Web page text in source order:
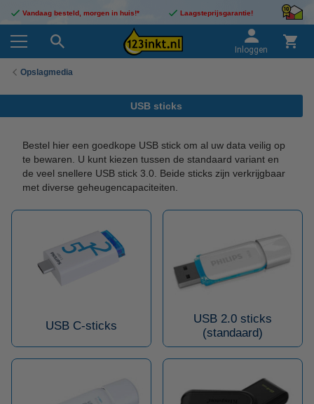
Vandaag besteld, morgen in huis!* Laagsteprijsgarantie!
Inloggen
Opslagmedia
USB sticks
Bestel hier een goedkope USB stick om al uw data veilig op
te bewaren. U kunt kiezen tussen de standaard variant en
de veel snellere USB stick 3.0. Beide sticks zijn verkrijgbaar
met diverse geheugencapaciteiten.
USB C-sticks
USB 2.0 sticks
(standaard)